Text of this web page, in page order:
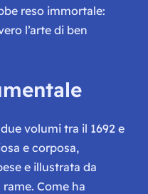
reso immortale:
l’arte di ben
volumi tra il 1692 e
e corposa,
e illustrata da
Come ha